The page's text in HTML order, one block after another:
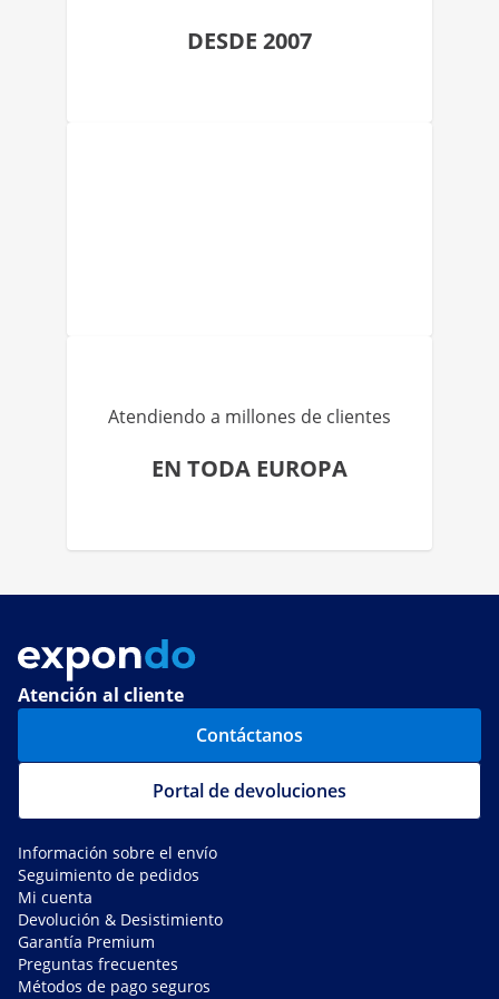
DESDE 2007
Atendiendo a millones de clientes
EN TODA EUROPA
Atención al cliente
Contáctanos
Portal de devoluciones
Información sobre el envío
Seguimiento de pedidos
Mi cuenta
Devolución & Desistimiento
Garantía Premium
Preguntas frecuentes
Métodos de pago seguros